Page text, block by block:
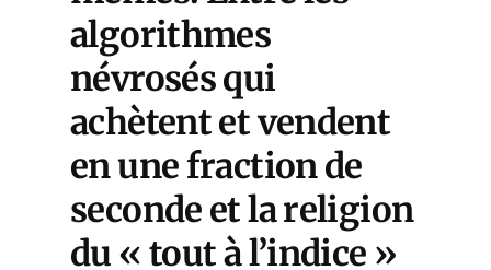
algorithmes
névrosés qui
achètent et vendent
en une fraction de
seconde et la religion
du « tout à l’indice »